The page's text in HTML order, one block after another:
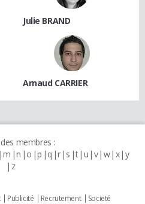
Julie BRAND
Arnaud CARRIER
membres :
m n o p q r s t u v w x y
z
Publicité Recrutement
Societé